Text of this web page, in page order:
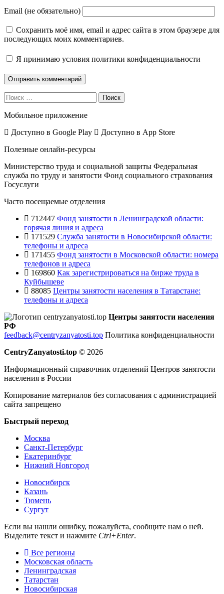
Email (не обязательно)
Сохранить моё имя, email и адрес сайта в этом браузере для
последующих моих комментариев.
Я принимаю условия политики конфиденциальности
Поиск
Мобильное приложение
Доступно в Google Play Доступно в App Store
Полезные онлайн-ресурсы
Министерство труда и социальной защиты Федеральная
служба по труду и занятости Фонд социального страхования
Госуслуги
Часто посещаемые отделения
712447 Фонд занятости в Ленинградской области:
горячая линия и адреса
171529 Служба занятости в Новосибирской области:
телефоны и адреса
171455 Фонд занятости в Московской области: номера
телефонов и адреса
169860 Как зарегистрироваться на бирже труда в
Куйбышеве
88085 Центры занятости населения в Татарстане:
телефоны и адреса
Центры занятости населения
РФ
feedback@centryzanyatosti.top Политика конфиденциальности
CentryZanyatosti.top © 2026
Информационный справочник отделений Центров занятости
населения в России
Копирование материалов без согласования с администрацией
сайта запрещено
Быстрый переход
Москва
Санкт-Петербург
Екатеринбург
Нижний Новгород
Новосибирск
Казань
Тюмень
Сургут
Если вы нашли ошибку, пожалуйста, сообщите нам о ней.
Выделите текст и нажмите Ctrl+Enter.
Все регионы
Московская область
Ленинградская
Татарстан
Новосибирская